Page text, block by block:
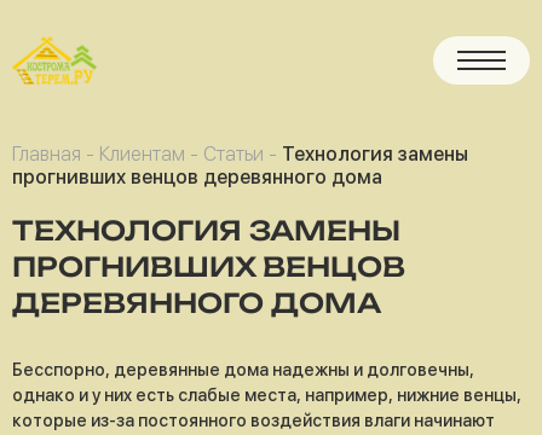
Главная - Клиентам - Статьи - Технология замены
прогнивших венцов деревянного дома
ТЕХНОЛОГИЯ ЗАМЕНЫ
ПРОГНИВШИХ ВЕНЦОВ
ДЕРЕВЯННОГО ДОМА
Бесспорно, деревянные дома надежны и долговечны,
однако и у них есть слабые места, например, нижние венцы,
которые из-за постоянного воздействия влаги начинают